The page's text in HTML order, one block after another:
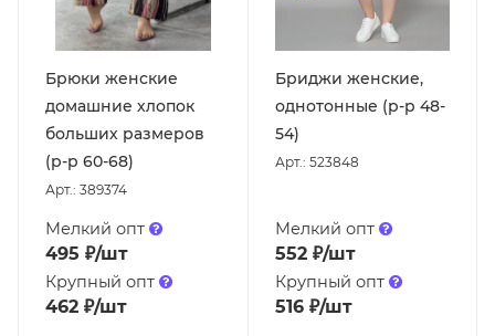
Брюки женские
домашние хлопок
больших размеров
(р-р 60-68)
Арт.: 389374
Мелкий опт
495 ₽/шт
Крупный опт
462 ₽/шт
Бриджи женские,
однотонные (р-р 48-
54)
Арт.: 523848
Мелкий опт
552₽/шт
Крупный опт
516₽/шт